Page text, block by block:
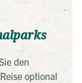
den
optional